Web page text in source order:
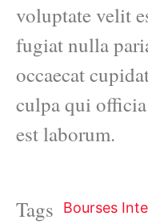
voluptate velit
fugiat nulla
occaecat
culpa qui
est laborum.
Tags Bourses